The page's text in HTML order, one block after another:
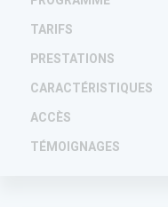
TARIFS
PRESTATIONS
CARACTÉRISTIQUES
ACCÈS
TÉMOIGNAGES